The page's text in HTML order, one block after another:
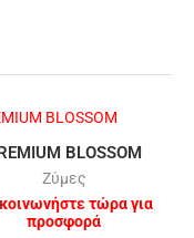
BLOSSOM
Ζύμες
τώρα για
προσφορά